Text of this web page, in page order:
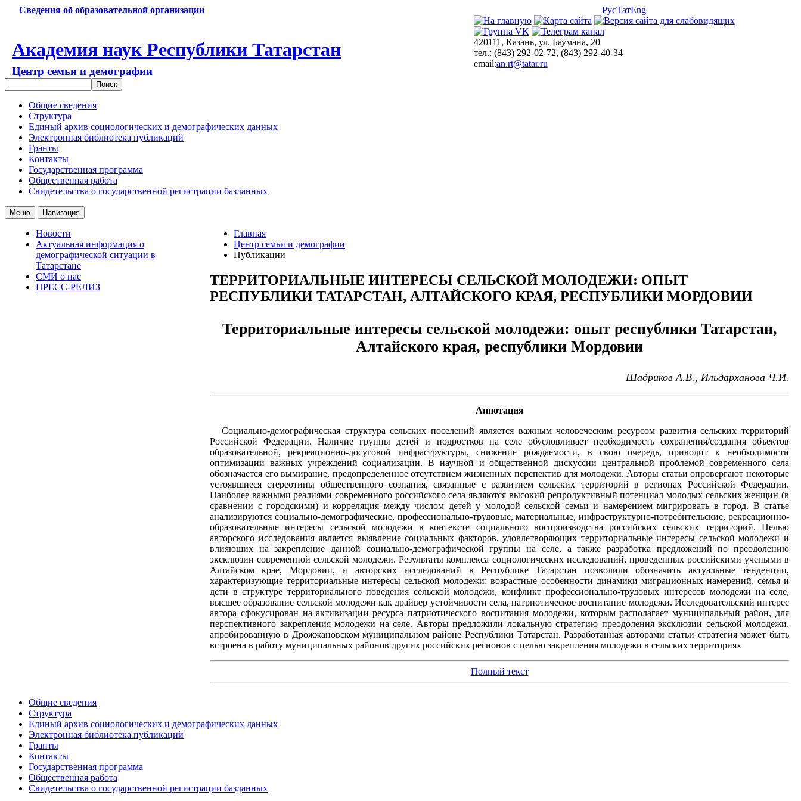
Сведения об образовательной организации РусТатEng
Академия наук Республики Татарстан
Центр семьи и демографии
420111, Казань, ул. Баумана, 20
тел.: (843) 292-02-72, (843) 292-40-34
email:an.rt@tatar.ru
Общие сведения
Структура
Единый архив социологических и демографических данных
Электронная библиотека публикаций
Гранты
Контакты
Государственная программа
Общественная работа
Свидетельства о государственной регистрации базданных
Меню Навигация
Новости
Актуальная информация о
демографической ситуации в
Татарстане
СМИ о нас
ПРЕСС-РЕЛИЗ
Главная
Центр семьи и демографии
Публикации
ТЕРРИТОРИАЛЬНЫЕ ИНТЕРЕСЫ СЕЛЬСКОЙ МОЛОДЕЖИ: ОПЫТ
РЕСПУБЛИКИ ТАТАРСТАН, АЛТАЙСКОГО КРАЯ, РЕСПУБЛИКИ МОРДОВИИ
Территориальные интересы сельской молодежи: опыт республики Татарстан,
Алтайского края, республики Мордовии
Шадриков А.В., Ильдарханова Ч.И.
Аннотация
Социально-демографическая структура сельских поселений является важным человеческим ресурсом развития сельских территорий
Российской Федерации. Наличие группы детей и подростков на селе обусловливает необходимость сохранения/создания объектов
образовательной, рекреационно-досуговой инфраструктуры, снижение рождаемости, в свою очередь, приводит к необходимости
оптимизации важных учреждений социализации. В научной и общественной дискуссии центральной проблемой современного села
обозначается его вымирание, предопределенное отсутствием жизненных перспектив для молодежи. Авторы статьи опровергают некоторые
устоявшиеся стереотипы общественного сознания, связанные с развитием сельских территорий в регионах Российской Федерации.
Наиболее важными реалиями современного российского села являются высокий репродуктивный потенциал молодых сельских женщин (в
сравнении с городскими) и корреляция между числом детей у молодой сельской семьи и намерением мигрировать в город. В статье
анализируются социально-демографические, профессионально-трудовые, материальные, инфраструктурно-потребительские, рекреационно-
образовательные интересы сельской молодежи в контексте социального воспроизводства российских сельских территорий. Целью
авторского исследования является выявление социальных факторов, удовлетворяющих территориальные интересы сельской молодежи и
влияющих на закрепление данной социально-демографической группы на селе, а также разработка предложений по преодолению
эксклюзии современной сельской молодежи. Результаты комплекса социологических исследований, проведенных российскими учеными в
Алтайском крае, Мордовии, и авторских исследований в Республике Татарстан позволили обозначить актуальные тенденции,
характеризующие территориальные интересы сельской молодежи: возрастные особенности динамики миграционных намерений, семья и
дети в структуре территориального поведения сельской молодежи, конфликт профессионально-трудовых интересов молодежи на селе,
высшее образование сельской молодежи как драйвер устойчивости села, патриотическое воспитание молодежи. Исследовательский интерес
автора сфокусирован на активизации ресурса патриотического воспитания молодежи, которым располагает муниципальный район, для
перспективного закрепления молодежи на селе. Авторы предложили локальную стратегию преодоления эксклюзии сельской молодежи,
апробированную в Дрожжановском муниципальном районе Республики Татарстан. Разработанная авторами статьи стратегия может быть
встроена в работу муниципальных районов других российских регионов с целью закрепления молодежи в сельских территориях
Полный текст
Общие сведения
Структура
Единый архив социологических и демографических данных
Электронная библиотека публикаций
Гранты
Контакты
Государственная программа
Общественная работа
Свидетельства о государственной регистрации базданных